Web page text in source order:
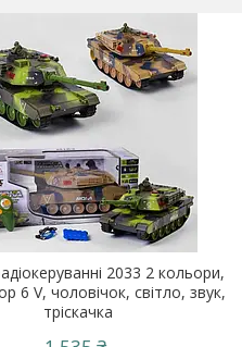
2033 2 кольори,
6 V, чоловічок, світло, звук,
тріскачка